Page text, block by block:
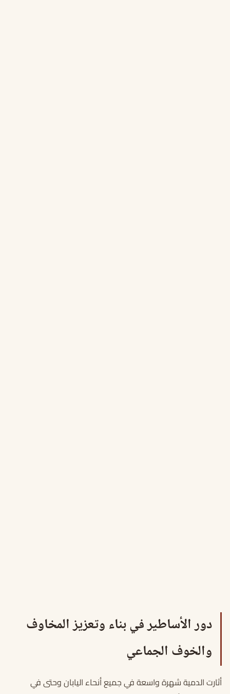
دور الأساطير في بناء وتعزيز المخاوف
والخوف الجماعي
أثارت الدمية شهرة واسعة في جميع أنحاء اليابان وحتى في